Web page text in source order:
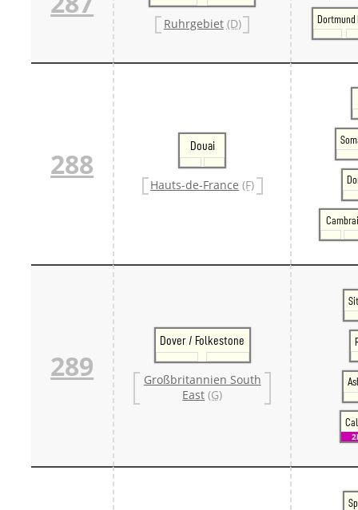
Ruhrgebiet (D) Dortmund
288
Douai
Hauts-de-France (F)
289
Dover / Folkestone
Großbritannien South
East (G)